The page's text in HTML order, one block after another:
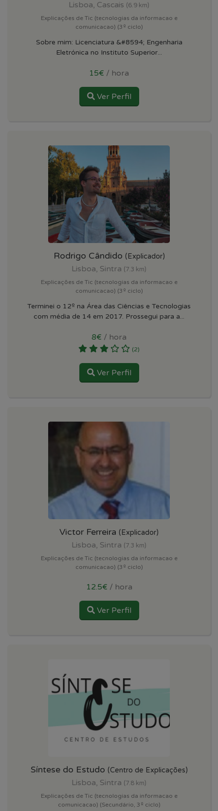
Lisboa, Cascais (6.9 km)
Explicações de Tic (tecnologias da informacao e
comunicacao) (3º ciclo)
Sobre mim: Licenciatura &#8594; Engenharia
Eletrónica no Instituto Superior...
15€ / hora
Ver Perfil
Rodrigo Cândido (Explicador)
Lisboa, Sintra (7.3 km)
Explicações de Tic (tecnologias da informacao e
comunicacao) (3º ciclo)
Terminei o 12º na Área das Ciências e Tecnologias
com média de 14 em 2017. Prossegui para a...
8€ / hora
(2)
Ver Perfil
Victor Ferreira (Explicador)
Lisboa, Sintra (7.3 km)
Explicações de Tic (tecnologias da informacao e
comunicacao) (3º ciclo)
12.5€ / hora
Ver Perfil
Síntese do Estudo (Centro de Explicações)
Lisboa, Sintra (7.8 km)
Explicações de Tic (tecnologias da informacao e
comunicacao) (Secundário, 3º ciclo)